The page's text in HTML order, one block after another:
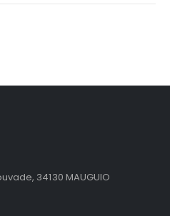
34130 MAUGUIO